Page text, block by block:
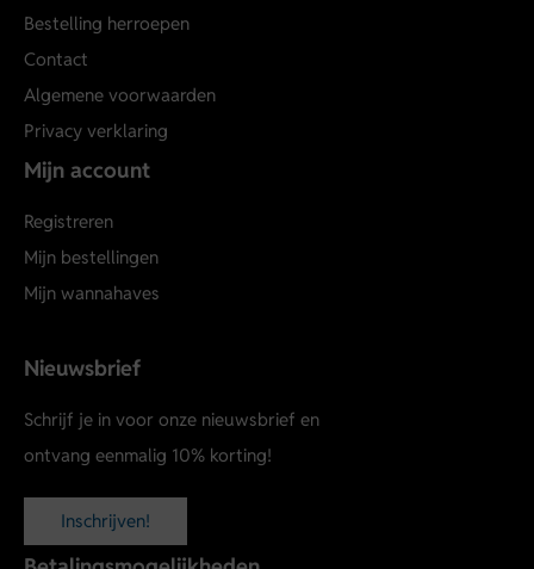
Bestelling herroepen
Contact
Algemene voorwaarden
Privacy verklaring
Mijn account
Registreren
Mijn bestellingen
Mijn wannahaves
Nieuwsbrief
Schrijf je in voor onze nieuwsbrief en
ontvang eenmalig 10% korting!
Inschrijven!